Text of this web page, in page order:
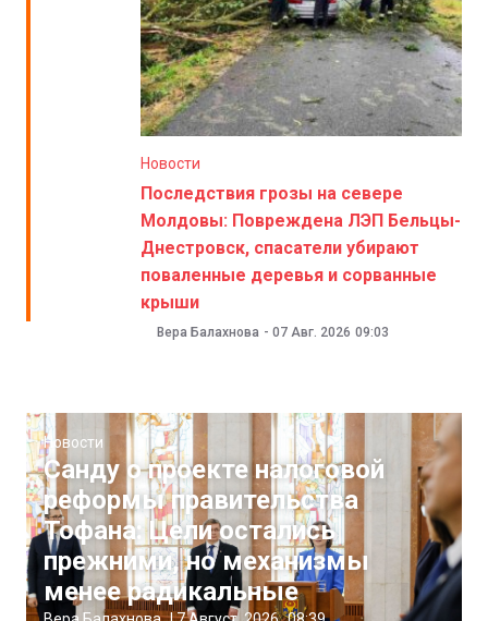
Новости
Последствия грозы на севере
Молдовы: Повреждена ЛЭП Бельцы-
Днестровск, спасатели убирают
поваленные деревья и сорванные
крыши
Вера Балахнова - 07 Авг. 2026 09:03
Новости
Санду о проекте налоговой
реформы правительства
Тофана: Цели остались
прежними, но механизмы
менее радикальные